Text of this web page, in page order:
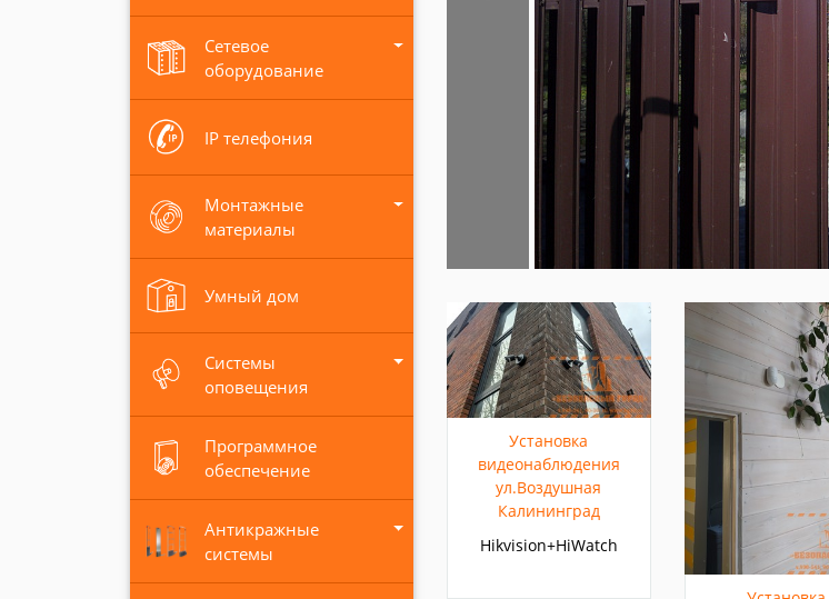
Сетевое
оборудование
IP телефония
Монтажные
материалы
Умный дом
Системы
оповещения
Программное
обеспечение
Антикражные
системы
Установка
видеонаблюдения
ул.Воздушная
Калининград
Hikvision+HiWatch